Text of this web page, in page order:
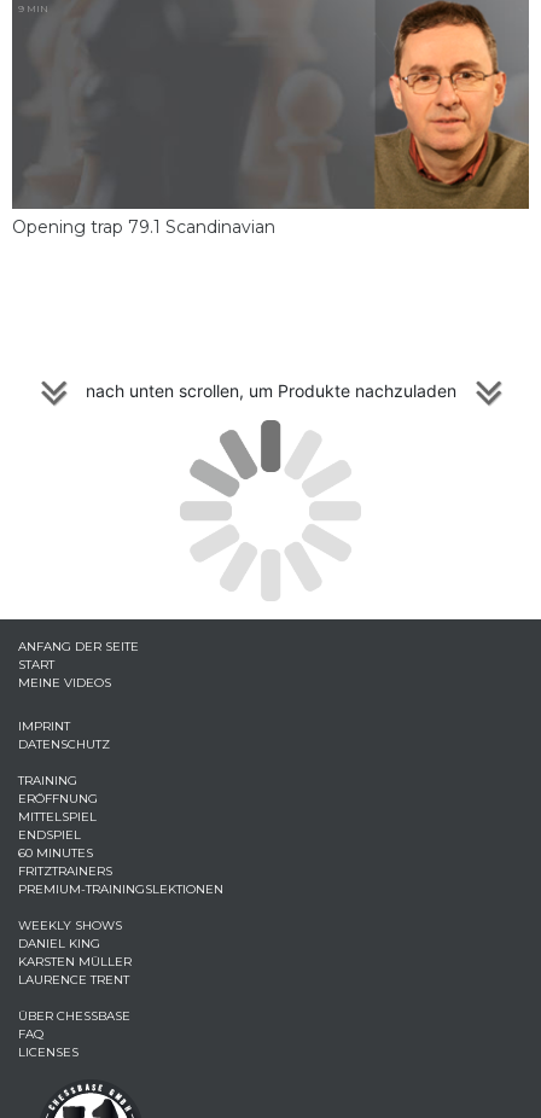
9 MIN
Opening trap 79.1 Scandinavian
nach unten scrollen, um Produkte nachzuladen
ANFANG DER SEITE
START
MEINE VIDEOS
IMPRINT
DATENSCHUTZ
TRAINING
ERÖFFNUNG
MITTELSPIEL
ENDSPIEL
60 MINUTES
FRITZTRAINERS
PREMIUM-TRAININGSLEKTIONEN
WEEKLY SHOWS
DANIEL KING
KARSTEN MÜLLER
LAURENCE TRENT
ÜBER CHESSBASE
FAQ
LICENSES